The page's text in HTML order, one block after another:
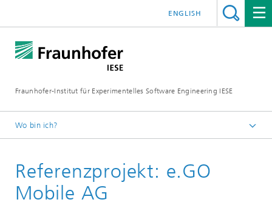
Fraunhofer-Institut für Experimentelles Software Engineering IESE
ENGLISH
Wo bin ich?
Referenzprojekt: e.GO
Mobile AG